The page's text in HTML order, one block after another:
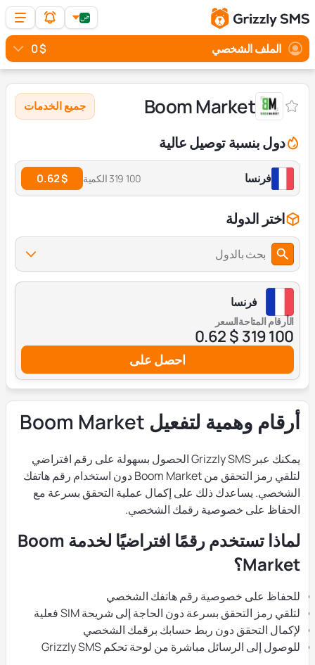
الملف الشخصي $ 0
Boom Market جميع الخدمات
دول بنسبة توصيل عالية
فرنسا 100 319 الكمية $ 0.62
اختر الدولة
بحث بالدول
فرنسا
الأرقام المتاحة
100 319
السعر
$ 0.62
احصل على
أرقام وهمية لتفعيل Boom Market
يمكنك عبر Grizzly SMS الحصول بسهولة على رقم افتراضي
لتلقي رمز التحقق من Boom Market دون استخدام رقم هاتفك
الشخصي. يساعدك ذلك على إكمال عملية التحقق بسرعة مع
الحفاظ على خصوصية رقمك الشخصي.
لماذا تستخدم رقمًا افتراضيًا لخدمة Boom
Market؟
للحفاظ على خصوصية رقم هاتفك الشخصي
لتلقي رمز التحقق بسرعة دون الحاجة إلى شريحة SIM فعلية
لإكمال التحقق دون ربط حسابك برقمك الشخصي
للوصول إلى الرسائل مباشرة من لوحة تحكم Grizzly SMS